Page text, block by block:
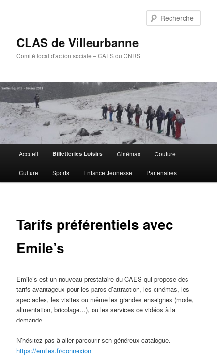
CLAS de Villeurbanne
Comité local d'action sociale – CAES du CNRS
principal
Accueil Billetteries Loisirs Cinémas Couture
Culture Sports Enfance Jeunesse Partenaires
Tarifs préférentiels avec
Emile’s
Emile’s est un nouveau prestataire du CAES qui propose des
tarifs avantageux pour les parcs d’attraction, les cinémas, les
spectacles, les visites ou même les grandes enseignes (mode,
alimentation, bricolage…), ou les services de vidéos à la
demande.
N’hésitez pas à aller parcourir son généreux catalogue.
https://emiles.fr/connexion